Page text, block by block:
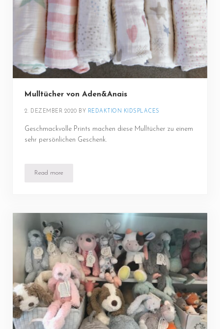
Mulltücher von Aden&Anais
2. DEZEMBER 2020 BY REDAKTION KIDSPLACES
Geschmackvolle Prints machen diese Mulltücher zu einem
sehr persönlichen Geschenk.
Read moreMulltücher von Aden&Anais